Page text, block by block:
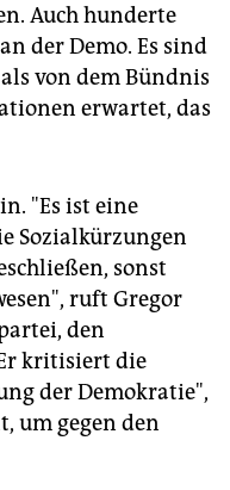
Auch hunderte
der Demo. Es sind
von dem Bündnis
erwartet, das
"Es ist eine
Sozialkürzungen
sonst
ruft Gregor
den
kritisiert die
der Demokratie",
um gegen den